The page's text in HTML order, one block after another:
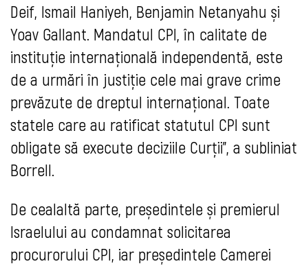
Deif, Ismail Haniyeh, Benjamin Netanyahu și
Yoav Gallant. Mandatul CPI, în calitate de
instituție internațională independentă, este
de a urmări în justiție cele mai grave crime
prevăzute de dreptul internațional. Toate
statele care au ratificat statutul CPI sunt
obligate să execute deciziile Curții”, a subliniat
Borrell.
De cealaltă parte, președintele și premierul
Israelului au condamnat solicitarea
procurorului CPI, iar președintele Camerei